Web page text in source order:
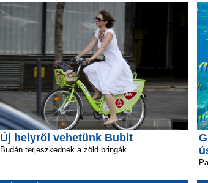
Új helyről vehetünk Bubit
Budán terjeszkednek a zöld bringák